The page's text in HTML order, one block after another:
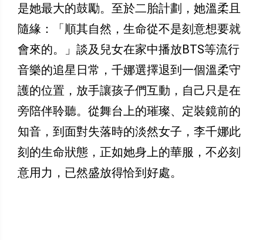
是她最大的鼓勵。至於二胎計劃，她溫柔且
隨緣：「順其自然，生命從不是刻意想要就
會來的。」談及兒女在家中播放BTS等流行
音樂的追星日常，千娜選擇退到一個溫柔守
護的位置，放手讓孩子們互動，自己只是在
旁陪伴聆聽。從舞台上的璀璨、定裝鏡前的
知音，到面對失落時的淡然女子，李千娜此
刻的生命狀態，正如她身上的華服，不必刻
意用力，已然盛放得恰到好處。